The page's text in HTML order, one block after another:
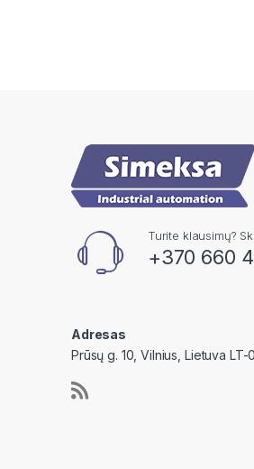
Turite klausimų?
+370 660
Adresas
Prūsų g. 10, Vilnius, Lietuva LT-